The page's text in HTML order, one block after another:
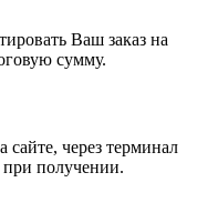
Ваш заказ на
сумму.
через терминал
получении.